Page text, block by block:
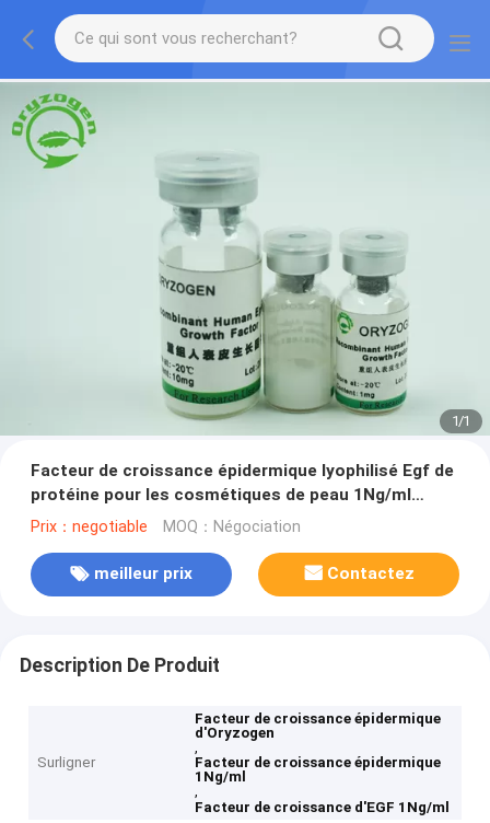
1/1
Facteur de croissance épidermique lyophilisé Egf de
protéine pour les cosmétiques de peau 1Ng/ml
d'ED50
Prix：negotiable MOQ：Négociation
meilleur prix Contactez
Description De Produit
Surligner
Facteur de croissance épidermique
d'Oryzogen
,
Facteur de croissance épidermique
1Ng/ml
,
Facteur de croissance d'EGF 1Ng/ml